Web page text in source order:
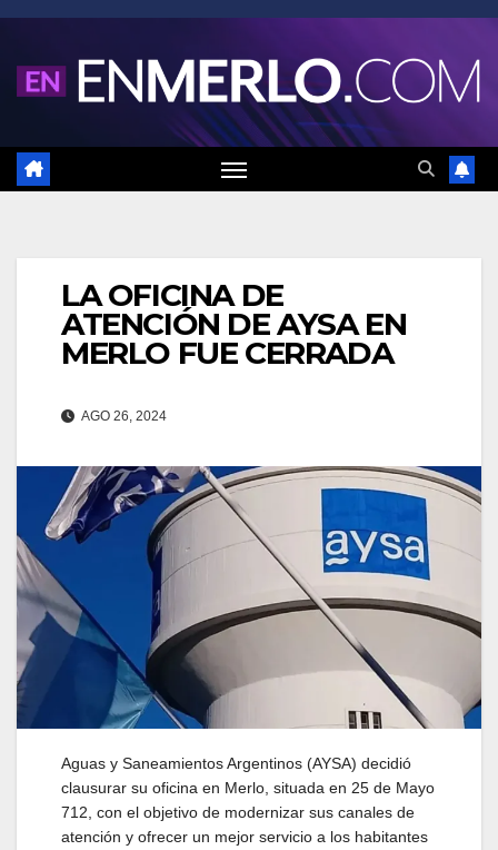
Saltar
contenido
LA OFICINA DE
ATENCIÓN DE AYSA EN
MERLO FUE CERRADA
AGO 26, 2024
Aguas y Saneamientos Argentinos (AYSA) decidió
clausurar su oficina en Merlo, situada en 25 de Mayo
712, con el objetivo de modernizar sus canales de
atención y ofrecer un mejor servicio a los habitantes